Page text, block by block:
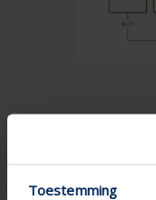
Toestemming